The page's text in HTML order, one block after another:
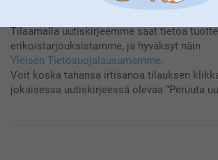
Tilaamalla uutiskirjeemme saat tietoa
erikoistarjouksistamme, ja hyväksyt näin
Yleisen Tietosuojalausumamme.
Voit koska tahansa irtisanoa tilauksen
jokaisessa uutiskirjeessä olevaa “Peruuta